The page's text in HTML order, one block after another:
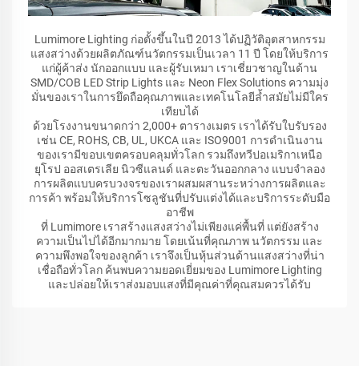
Lumimore Lighting ก่อตั้งขึ้นในปี 2013 ได้ปฏิวัติอุตสาหกรรม
แสงสว่างด้วยผลิตภัณฑ์นวัตกรรมเป็นเวลา 11 ปี โดยให้บริการ
แก่ผู้ค้าส่ง นักออกแบบ และผู้รับเหมา เราเชี่ยวชาญในด้าน
SMD/COB LED Strip Lights และ Neon Flex Solutions ความมุ่ง
มั่นของเราในการยึดถือคุณภาพและเทคโนโลยีล้ำสมัยไม่มีใคร
เทียบได้
ด้วยโรงงานขนาดกว่า 2,000+ ตารางเมตร เราได้รับใบรับรอง
เช่น CE, ROHS, CB, UL, UKCA และ ISO9001 การดำเนินงาน
ของเรามีขอบเขตครอบคลุมทั่วโลก รวมถึงทวีปอเมริกาเหนือ
ยุโรป ออสเตรเลีย นิวซีแลนด์ และตะวันออกกลาง แบบจำลอง
การผลิตแบบครบวงจรของเราผสมผสานระหว่างการผลิตและ
การค้า พร้อมให้บริการโซลูชันที่ปรับแต่งได้และบริการระดับมือ
อาชีพ
ที่ Lumimore เราสร้างแสงสว่างไม่เพียงแค่พื้นที่ แต่ยังสร้าง
ความเป็นไปได้อีกมากมาย โดยเน้นที่คุณภาพ นวัตกรรม และ
ความพึงพอใจของลูกค้า เราจึงเป็นหุ้นส่วนด้านแสงสว่างที่น่า
เชื่อถือทั่วโลก ค้นพบความยอดเยี่ยมของ Lumimore Lighting
และปล่อยให้เราส่งมอบแสงที่มีคุณค่าที่คุณสมควรได้รับ